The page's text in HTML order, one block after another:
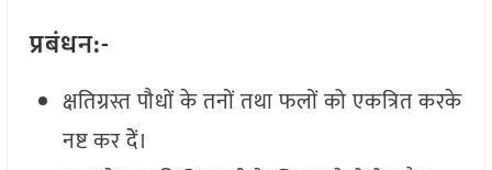
प्रबंधन:-
क्षतिग्रस्त पौधों के तनों तथा फलों को एकत्रित करके
नष्ट कर देें।